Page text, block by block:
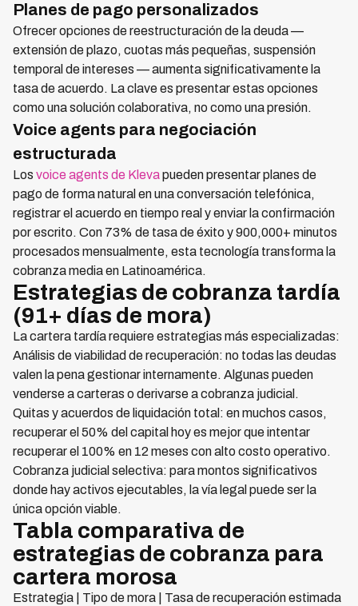
Planes de pago personalizados
Ofrecer opciones de reestructuración de la deuda —
extensión de plazo, cuotas más pequeñas, suspensión
temporal de intereses — aumenta significativamente la
tasa de acuerdo. La clave es presentar estas opciones
como una solución colaborativa, no como una presión.
Voice agents para negociación
estructurada
Los voice agents de Klevapueden presentar planes de
pago de forma natural en una conversación telefónica,
registrar el acuerdo en tiempo real y enviar la confirmación
por escrito. Con 73% de tasa de éxito y 900,000+ minutos
procesados mensualmente, esta tecnología transforma la
cobranza media en Latinoamérica.
Estrategias de cobranza tardía
(91+ días de mora)
La cartera tardía requiere estrategias más especializadas:
Análisis de viabilidad de recuperación: no todas las deudas
valen la pena gestionar internamente. Algunas pueden
venderse a carteras o derivarse a cobranza judicial.
Quitas y acuerdos de liquidación total: en muchos casos,
recuperar el 50% del capital hoy es mejor que intentar
recuperar el 100% en 12 meses con alto costo operativo.
Cobranza judicial selectiva: para montos significativos
donde hay activos ejecutables, la vía legal puede ser la
única opción viable.
Tabla comparativa de
estrategias de cobranza para
cartera morosa
Estrategia | Tipo de mora | Tasa de recuperación estimada